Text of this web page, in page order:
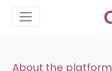
About the platform